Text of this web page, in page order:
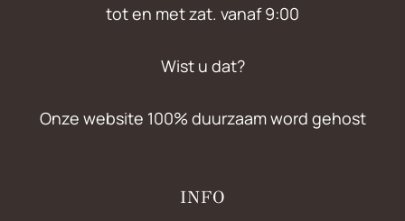
tot en met zat. vanaf 9:00
Wist u dat?
Onze website 100% duurzaam word gehost
INFO